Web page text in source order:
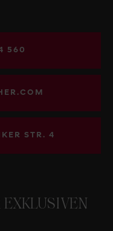
560
STR. 4